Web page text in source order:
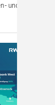
und